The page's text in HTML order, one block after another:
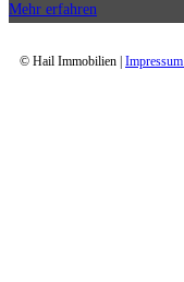
Mehr erfahren
© Hail Immobilien | Impressum